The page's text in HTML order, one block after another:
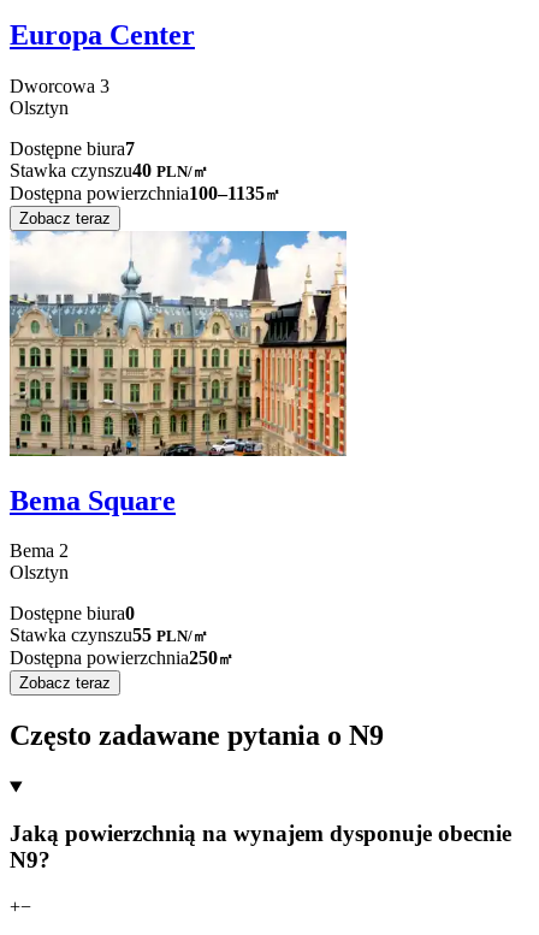
Europa Center
Dworcowa 3
Olsztyn
Dostępne biura7
Stawka czynszu40 PLN/㎡
Dostępna powierzchnia100–1135㎡
Zobacz teraz
Bema Square
Bema 2
Olsztyn
Dostępne biura0
Stawka czynszu55 PLN/㎡
Dostępna powierzchnia250㎡
Zobacz teraz
Często zadawane pytania o N9
Jaką powierzchnią na wynajem dysponuje obecnie
N9?
+−